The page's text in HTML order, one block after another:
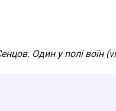
Один у полі воїн